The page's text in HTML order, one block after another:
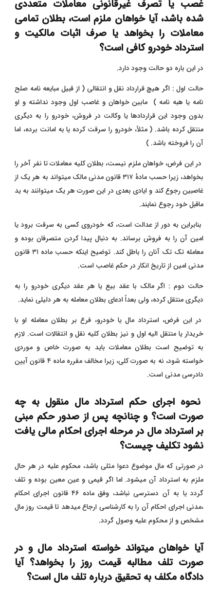
غصب یا تصرف غیرقانونی معاملات متعددی
شده باشد، آیا خواهان ملزم است، بطلان تمامی
معاملات را بخواهد یا صرف اثبات مالکیت و
استرداد خودرو کافی است؟
در این باره دو حالت وجود دارد.
حالت اول : اگر هیچ قرارداد نقل و انتقالی ( از قبیل مبایعه نامه صلح
نامه یا هبه نامه ) مابین خواهان و غاصب اول وجود نداشته و او
بدون وجود این قراردادها یا وکالت در فروش، خودرو را به دیگری
منتقل کرده باشد. ( مثلاً، خودرو را سرقت کرده یا به امانت برده، اما
آن را فروخته باشد. )
در این فرض، خواهان ملزم نیست، بطلان کلیه معاملات تا نفر آخر را
بخواهد، زیرا حسب مادهٔ ۳۱۷ قانون مدنی مالک میتواند به هر یک از
غاصبین رجوع کند و ایادی بعدی در این صورت هر یک میتوانند به ید
ماقبل خود رجوع نمایند.
بنابراین به دور از عدالت است، که خودروی کسی به سرقت برود یا
امین آن را به فروش برساند. به دنبال پیدا کردن متصرفان بوده و
معامله تک تک آنان را باطل کند. توضیح اینکه حسب ماده ۳۱ قانون
مدنی امین از تاریخ انکار در حکم غاصب است.
حالت دوم : اگر مالک با عقد بیع یا هر عقد دیگری خودرو را به
دیگری منتقل کرده، ولی بعداً ادعای بطلان معامله به هر دلیلی نماید.
در این فرض، استرداد مال یا خودرو، فرع بر بطلان معامله او با
خریدار یا منتقل الیه اول و نیز بطلان کلیه نقل و انتقالات است. لازم
به توضیح است بطلان معاملات باید به صورت خاص و موردی
خواسته شود، نه به صورت کلی، زیرا مخالف مقرره ماده ۴ قانون آیین
دادرسی مدنی است.
نحوه اجرای حکم استرداد مال منقول به چه
صورت است؟ و چنانچه پس از صدور حکم مبنی
بر استرداد مال در مرحله اجرای احکام مالی یافت
نشود تکلیف چیست؟
در صورتی که مال موضوع دعوا مثلی باشد، محکوم علیه در هر حال
ملزم به استرداد آن میشود. اما اگر قیمی و عین معین بوده و تلف
گردد یا به آن دسترسی نباشد، وفق ماده ۴۶ قانون اجرای احکام
،مدنی اجرای احکام آن را به کارشناسی ارجاع میدهد تا قیمت روز مال
مشخص و از محکوم علیه وصول گردد.
آیا خواهان میتواند خواسته استرداد مال و در
صورت تلف مطالبه قیمت روز را بخواهد؟ آیا
دادگاه مکلف به تحقیق درباره تلف مال است؟